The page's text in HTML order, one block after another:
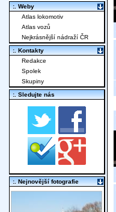
:. Weby
Atlas lokomotiv
Atlas vozů
Nejkrásnější nádraží ČR
:. Kontakty
Redakce
Spolek
Skupiny
:. Sledujte nás
:. Nejnovější fotografie